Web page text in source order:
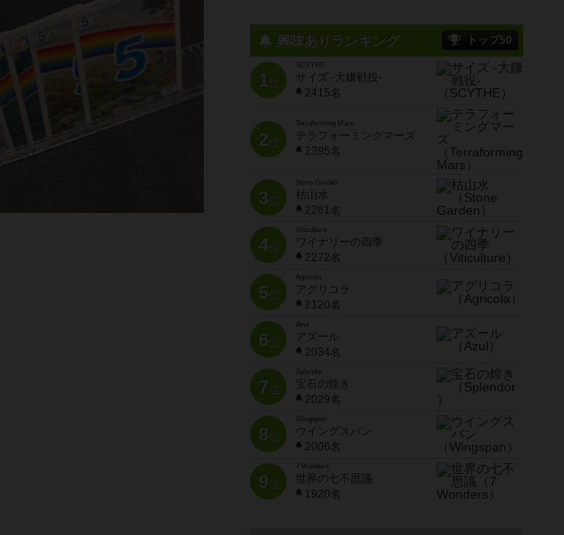
興味ありランキング トップ50
1位
SCYTHE
サイズ -大鎌戦役-
2415名
2位
Terraforming Mars
テラフォーミングマーズ
2395名
3位
Stone Garden
枯山水
2281名
4位
Viticulture
ワイナリーの四季
2272名
5位
Agricola
アグリコラ
2120名
6位
Azul
アズール
2034名
7位
宝石の煌き
2029名
8位
Wingspan
ウイングスパン
2006名
9位
7 Wonders
世界の七不思議
1920名